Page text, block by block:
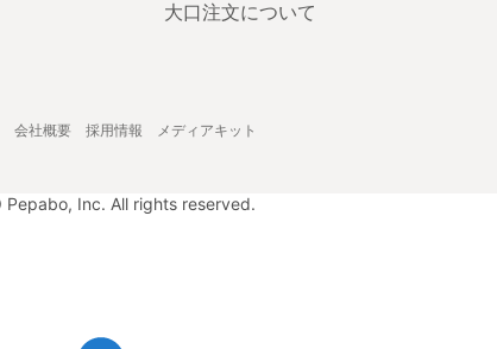
大口注文について
会社概要 採用情報 メディアキット
Pepabo, Inc. All rights reserved.